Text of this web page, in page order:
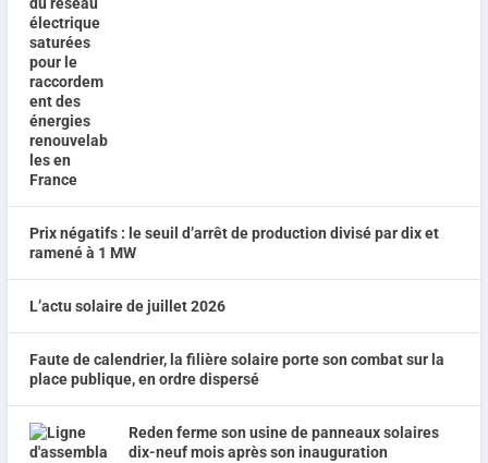
Prix négatifs : le seuil d’arrêt de production divisé par dix et
ramené à 1 MW
L’actu solaire de juillet 2026
Faute de calendrier, la filière solaire porte son combat sur la
place publique, en ordre dispersé
Reden ferme son usine de panneaux solaires
dix-neuf mois après son inauguration